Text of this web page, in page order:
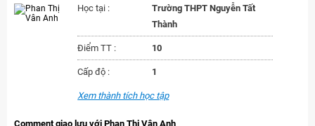
Học tại :
Trường THPT Nguyễn Tất
Thành
Điểm TT : 10
Cấp độ : 1
Xem thành tích học tập
Comment giao lưu với Phan Thị Vân Anh